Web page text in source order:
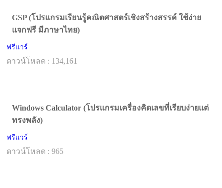
GSP (โปรแกรมเรียนรู้คณิตศาสตร์เชิงสร้างสรรค์ ใช้ง่าย
แจกฟรี มีภาษาไทย)
ฟรีแวร์
ดาวน์โหลด : 134,161
Windows Calculator (โปรแกรมเครื่องคิดเลขที่เรียบง่ายแต่
ทรงพลัง)
ฟรีแวร์
ดาวน์โหลด : 965